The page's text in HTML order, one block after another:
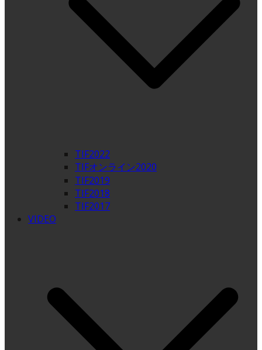
TIF2022
TIFオンライン2020
TIF2019
TIF2018
TIF2017
VIDEO